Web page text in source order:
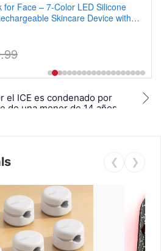
Face – 7-Color LED Silicone
Skincare Device with
Quick Dry Moisture Wicking, High
for Golf, Tennis, Work & Casual
el ICE es condenado por
de una menor de 14 años
❮ ❯